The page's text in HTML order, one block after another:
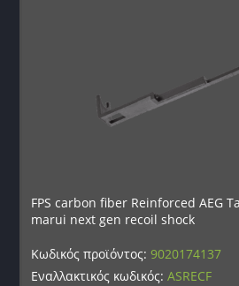
FPS carbon fiber Reinforced AEG
marui next gen recoil shock
Κωδικός προϊόντος:9020174137
Εναλλακτικός κωδικός:ASRECF